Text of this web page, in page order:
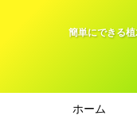
簡単にできる
ホーム